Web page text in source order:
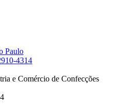
Paulo
4314
e Comércio de Confecções